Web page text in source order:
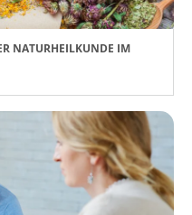
NATURHEILKUNDE IM